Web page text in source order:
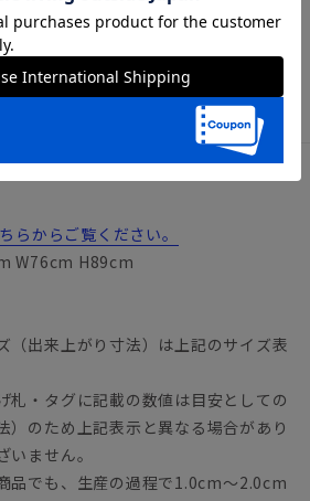
サイズが異なります。下記のサイズ詳
リー
らからご覧ください。
W76cm H89cm
（出来上がり寸法）は上記のサイズ表
・タグに記載の数値は目安としての
）のため上記表示と異なる場合があり
いません。
品でも、生産の過程で1.0cm～2.0cm